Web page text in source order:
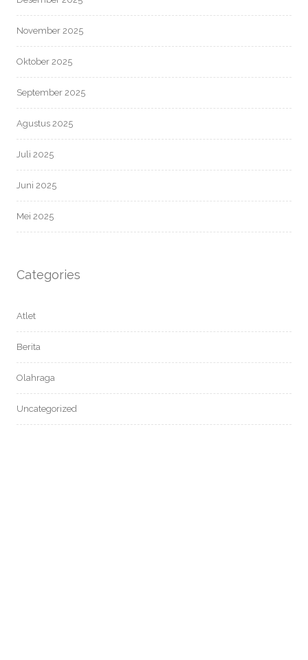
November 2025
Oktober 2025
September 2025
Agustus 2025
Juli 2025
Juni 2025
Mei 2025
Categories
Atlet
Berita
Olahraga
Uncategorized